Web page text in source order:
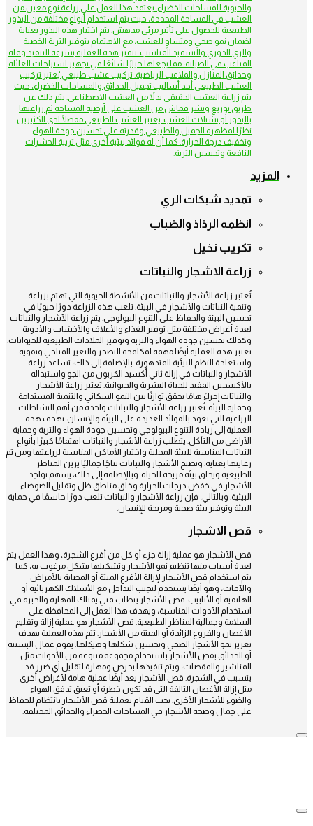
والحيوية للمساحات الخضراء. يعتمد هذا العمل على زراعة نوع معين من
العشب في المساحة المحددة، حيث يتم استخدام أنواع مختلفة من البذور
الطبيعية للحصول على تأثير مرئي مدهش. يتم اختيار هذه البذور بعناية
لضمان نمو صحي ومتساوٍ للعشب، مع الاهتمام بتوفير التربة الخصبة
والري الدوري والتسميد المناسب. تتميز هذه العملية بسرعة التنفيذ وقلة
المتاعب في الصيانة، مما يجعلها خيارًا شائعًا في تجهيز استراحات العائلة
وحدائق المنازل والملاعب الرياضية. تركيب عشب طبيعي يُعتبر تركيب
العشب الطبيعي أحد أساليب تجميل الحدائق والمساحات الخضراء، حيث
يتم زراعة العشب الحقيقي بدلاً من العشب الاصطناعي. يتم ذلك عن
طريق توزيع ونشر قماش من العشب على أرضية المساحة ثم زراعتها
بالبذور أو بشتلات العشب. يعتبر العشب الطبيعي مفضلًا لدى الكثيرين
نظرًا لمظهره الجميل والطبيعي وقدرته على تحسين جودة الهواء
وتخفيف درجة الحرارة. كما أن له فوائد بيئية أخرى مثل تربية الحشرات
النافعة وتحسين التربة.
المزيد
تمديد شبكات الري
انظمه الرذاذ والضباب
تكريب نخيل
زراعة الاشجار والنباتات
تُعتبر زراعة الأشجار والنباتات من الأنشطة الحيوية التي تهتم بزراعة
وتنمية النباتات والأشجار في البيئة. تلعب هذه الزراعة دورًا حيويًا في
تحسين البيئة والحفاظ على التنوع البيولوجي. يتم زراعة الأشجار والنباتات
لعدة أغراض مختلفة مثل توفير الغذاء والأعلاف والأخشاب والأدوية
وكذلك تحسين جودة الهواء والتربة وتوفير الملاذات الطبيعية للحيوانات.
تعتبر هذه العملية أيضًا مهمة لمكافحة التصحر والتغير المناخي وتقوية
واستعادة النظم البيئية المتدهورة. بالإضافة إلى ذلك، تساعد زراعة
الأشجار والنباتات في إزالة ثاني أكسيد الكربون من الجو واستبداله
بالأكسجين المفيد للحياة البشرية والحيوانية. تعتبر زراعة الأشجار
والنباتات إجراءً هامًا يحقق توازنًا بين النمو السكاني والتنمية المستدامة
وحماية البيئة. تُعتبر زراعة الأشجار والنباتات واحدة من أهم النشاطات
الزراعية التي تعود بالفوائد العديدة على البيئة والإنسان. تهدف هذه
العملية إلى زيادة التنوع البيولوجي وتحسين جودة الهواء والتربة وحماية
الأراضي من التآكل. يتطلب زراعة الأشجار والنباتات اهتمامًا كبيرًا بأنواع
النباتات المناسبة للبيئة المحلية واختيار الأماكن المناسبة لزراعتها ومن ثم
رعايتها بعناية. وتصبح الأشجار والنباتات نتاجًا جماليًا يزين المناظر
الطبيعية ويخلق بيئة مريحة للحياة. وبالإضافة إلى ذلك، يسهم تواجد
الأشجار في خفض درجات الحرارة وخلق مناطق ظل وتقليل الضوضاء
البيئية. وبالتالي، فإن زراعة الأشجار والنباتات تلعب دورًا حاسمًا في حماية
البيئة وتوفير بيئة صحية ومريحة للإنسان.
قص الاشجار
قص الأشجار هو عملية إزالة جزء أو كل من أفرع الشجرة، وهذا العمل يتم
لعدة أسباب منها تنظيم نمو الأشجار وتشكيلها بشكل مرغوب به، كما
يتم استخدام قص الأشجار لإزالة الأفرع الميتة أو المصابة بالأمراض
والآفات، وهو أيضًا يستخدم لتجنب التداخل مع الأسلاك الكهربائية أو
الهاتفية أو الأنابيب. قص الأشجار يتطلب فني يمتلك المهارة والخبرة في
استخدام الأدوات المناسبة، ويهدف هذا العمل إلى المحافظة على
السلامة وجمالية المناظر الطبيعية. قص الأشجار هو عملية إزالة وتقليم
الأغصان والفروع الزائدة أو الميتة من الأشجار. تتم هذه العملية بهدف
تعزيز نمو الأشجار الصحي وتحسين شكلها وهيكلها. يقوم عمال البستنة
أو الحدائق بقص الأشجار باستخدام مجموعة متنوعة من الأدوات مثل
المناشير والمقصات، ويتم تنفيذها بحرص ومهارة لتقليل أي ضرر قد
يتسبب في الشجرة. قص الأشجار يعد أيضًا عملية هامة لأغراض أخرى
مثل إزالة الأغصان التالفة التي قد تكون خطرة أو تعيق تدفق الهواء
والضوء للأشجار الأخرى. يجب القيام بعملية قص الأشجار بانتظام للحفاظ
على جمال وصحة الأشجار في المساحات الخضراء والحدائق المختلفة.